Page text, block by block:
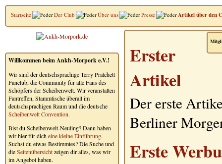
Startseite Der Club Über uns Presse Artikel über den
Willkommen beim Ankh-Morpork e.V.!
Wir sind der deutschsprachige Terry Pratchett
Fanclub, die Community für alle Fans des
Schöpfers der Scheibenwelt. Wir veranstalten
Fantreffen, Stammtische überall im
deutschsprachigen Raum und die deutsche
Scheibenwelt Convention.
Bist du Scheibenwelt-Neuling? Dann haben
wir hier für dicheine kleine Einführung.
Suchst du etwas Bestimmtes? Die Suche und
dieSeitenübersichtzeigen dir alles, was wir
im Angebot haben.
Erster
Artikel
Der erste
Berliner
Erste